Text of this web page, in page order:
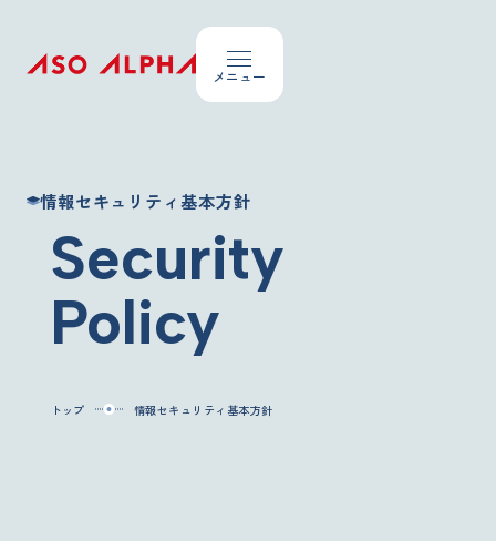
About ASO Alpha
情報セキュリティ基本方針
Security
Policy
トップ 情報セキュリティ基本方針